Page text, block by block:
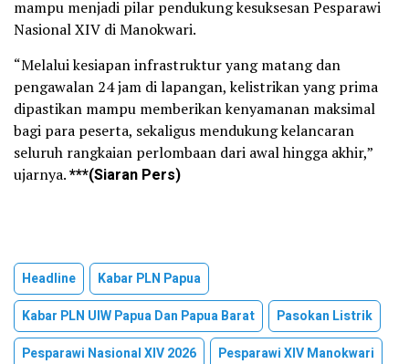
mampu menjadi pilar pendukung kesuksesan Pesparawi
Nasional XIV di Manokwari.
“Melalui kesiapan infrastruktur yang matang dan
pengawalan 24 jam di lapangan, kelistrikan yang prima
dipastikan mampu memberikan kenyamanan maksimal
bagi para peserta, sekaligus mendukung kelancaran
seluruh rangkaian perlombaan dari awal hingga akhir,”
ujarnya.***(Siaran Pers)
Headline
Kabar PLN Papua
Kabar PLN UIW Papua Dan Papua Barat
Pasokan Listrik
Pesparawi Nasional XIV 2026
Pesparawi XIV Manokwari